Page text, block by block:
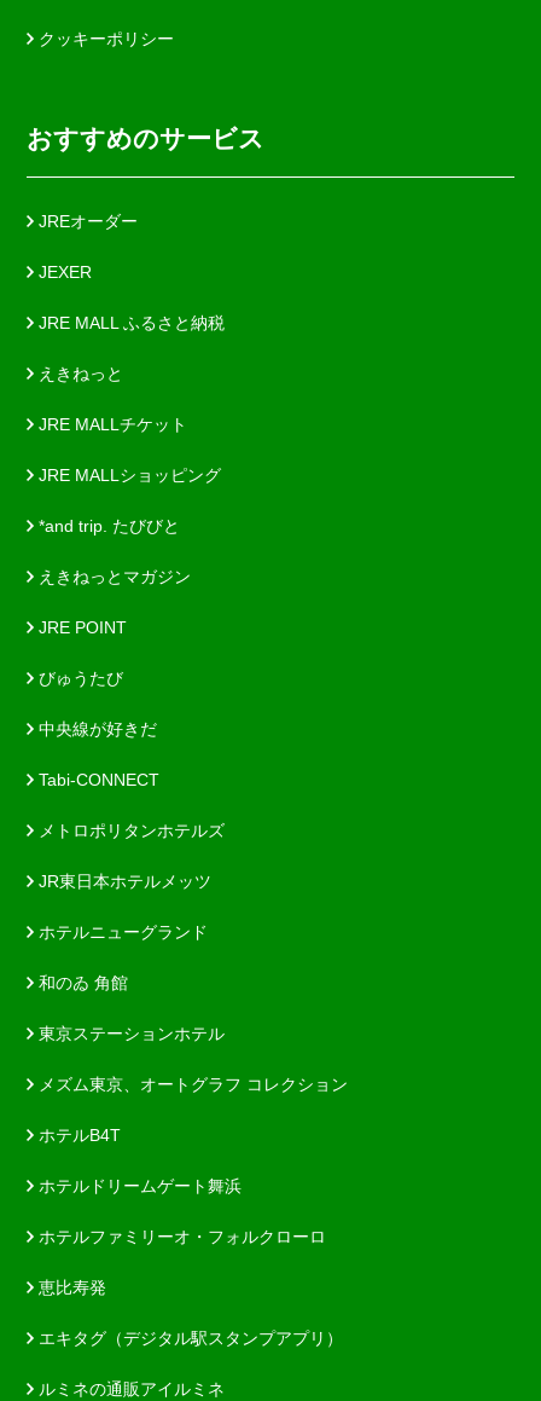
クッキーポリシー
おすすめのサービス
JREオーダー
JEXER
JRE MALL ふるさと納税
えきねっと
JRE MALLチケット
JRE MALLショッピング
*and trip. たびびと
えきねっとマガジン
JRE POINT
びゅうたび
中央線が好きだ
Tabi-CONNECT
メトロポリタンホテルズ
JR東日本ホテルメッツ
ホテルニューグランド
和のゐ 角館
東京ステーションホテル
メズム東京、オートグラフ コレクション
ホテルB4T
ホテルドリームゲート舞浜
ホテルファミリーオ・フォルクローロ
恵比寿発
エキタグ（デジタル駅スタンプアプリ）
ルミネの通販アイルミネ